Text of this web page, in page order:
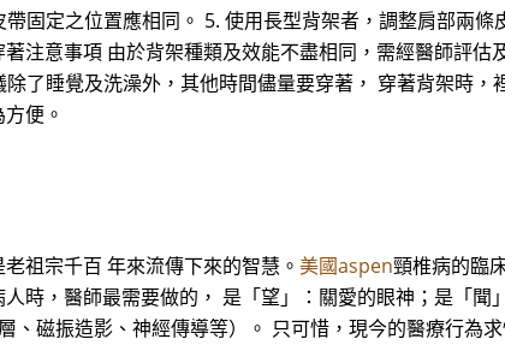
固定之位置應相同。 5. 使用長型背架者，調整肩部兩
注意事項 由於背架種類及效能不盡相同，需經醫師評
了睡覺及洗澡外，其他時間儘量要穿著， 穿著背架時
便。
祖宗千百 年來流傳下來的智慧。 美國aspen頸椎病的臨
時，醫師最需要做的， 是「望」：關愛的眼神；是「
、磁振造影、神經傳導等）。 只可惜，現今的醫療行為